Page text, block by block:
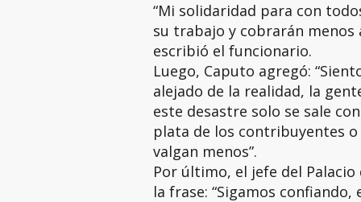
“Mi solidaridad para con
su trabajo y cobrarán menos
escribió el funcionario.
Luego, Caputo agregó:
alejado de la realidad, la
este desastre solo se sale
plata de los contribuyentes
valgan menos”.
Por último, el jefe del
la frase: “Sigamos